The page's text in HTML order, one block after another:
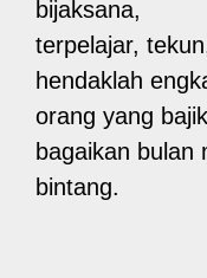
bijaksana,
terpelajar,
hendaklah
orang yang
bagaikan bulan
bintang.